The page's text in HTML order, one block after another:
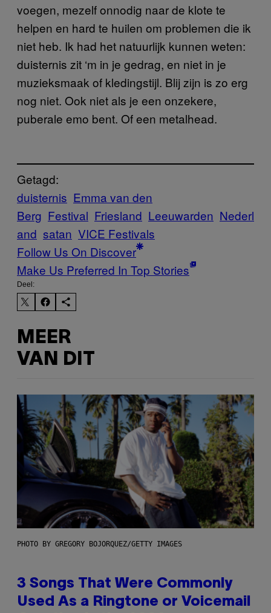
voegen, mezelf onnodig naar de klote te
helpen en hard te huilen om problemen die ik
niet heb. Ik had het natuurlijk kunnen weten:
duisternis zit ‘m in je gedrag, en niet in je
muzieksmaak of kledingstijl. Blij zijn is zo erg
nog niet. Ook niet als je een onzekere,
puberale emo bent. Of een metalhead.
Getagd:
duisternis Emma van den
Berg Festival Friesland Leeuwarden Nederl
and satan VICE Festivals
Follow Us On Discover
Make Us Preferred In Top Stories
Deel:
MEER
VAN DIT
PHOTO BY GREGORY BOJORQUEZ/GETTY IMAGES
3 Songs That Were Commonly
Used As a Ringtone or Voicemail